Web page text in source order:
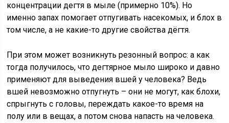
концентрации дегтя в мыле (примерно 10%). Но
именно запах помогает отпугивать насекомых, и блох в
том числе, а не какие-то другие свойства дёгтя.
При этом может возникнуть резонный вопрос: а как
тогда получилось, что дегтярное мыло широко и давно
применяют для выведения вшей у человека? Ведь
вшей невозможно отпугнуть – они не могут, как блохи,
спрыгнуть с головы, переждать какое-то время на
полу или в вещах, а потом снова напасть на человека.